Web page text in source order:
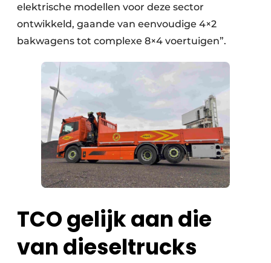
elektrische modellen voor deze sector
ontwikkeld, gaande van eenvoudige 4×2
bakwagens tot complexe 8×4 voertuigen”.
TCO gelijk aan die
van dieseltrucks